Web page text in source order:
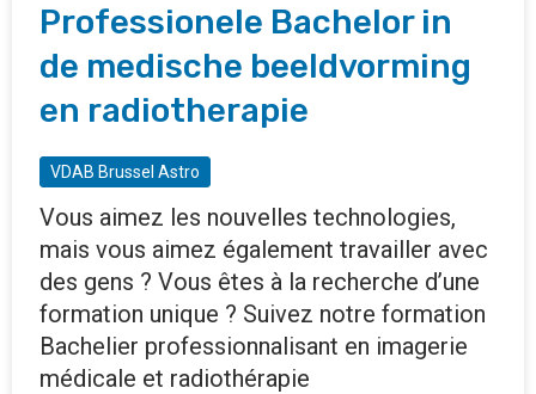
Professionele Bachelor in
de medische beeldvorming
en radiotherapie
VDAB Brussel Astro
Vous aimez les nouvelles technologies,
mais vous aimez également travailler avec
des gens ? Vous êtes à la recherche d’une
formation unique ? Suivez notre formation
Bachelier professionnalisant en imagerie
médicale et radiothérapie